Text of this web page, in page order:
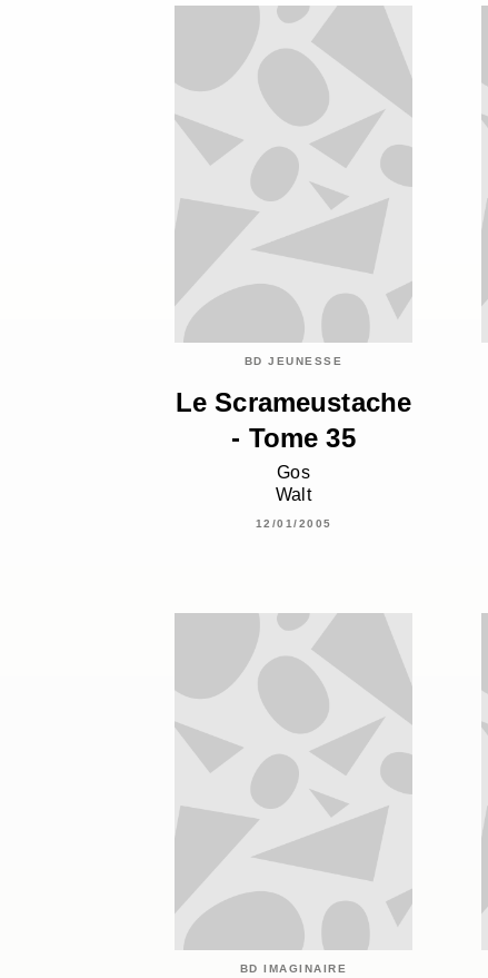
BD JEUNESSE
Le Scrameustache
- Tome 35
Gos
Walt
12/01/2005
BD IMAGINAIRE